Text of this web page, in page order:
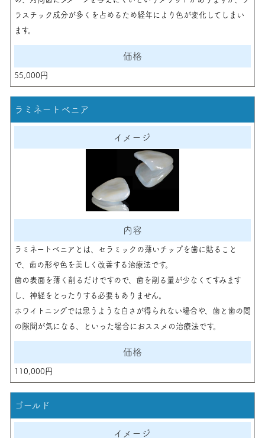
ラスチック成分が多くを占めるため経年により色が変化してしまい
ます。
55,000円
ラミネートべニア
ラミネートベニアとは、セラミックの薄いチップを歯に貼ること
で、歯の形や色を美しく改善する治療法です。
歯の表面を薄く削るだけですので、歯を削る量が少なくてすみます
し、神経をとったりする必要もありません。
ホワイトニングでは思うような白さが得られない場合や、歯と歯の間
の隙間が気になる、といった場合におススメの治療法です。
110,000円
ゴールド